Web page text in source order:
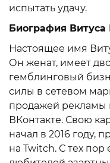
испытать удачу.
Биография Витуса
Настоящее имя
Он женат, имеет
гемблинговый
силы в сетевом
продажей рекламы
ВКонтакте. Свою
начал в 2016 году,
на Twitch. С тех пор